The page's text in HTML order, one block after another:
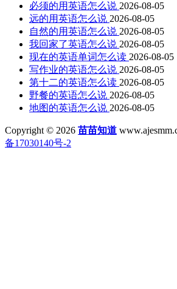
必须的用英语怎么说 2026-08-05
远的用英语怎么说 2026-08-05
自然的用英语怎么说 2026-08-05
我回家了英语怎么说 2026-08-05
现在的英语单词怎么读 2026-08-05
写作业的英语怎么说 2026-08-05
第十二的英语怎么读 2026-08-05
野餐的英语怎么说 2026-08-05
地图的英语怎么说 2026-08-05
Copyright © 2026 苗苗知道
备17030140号-2